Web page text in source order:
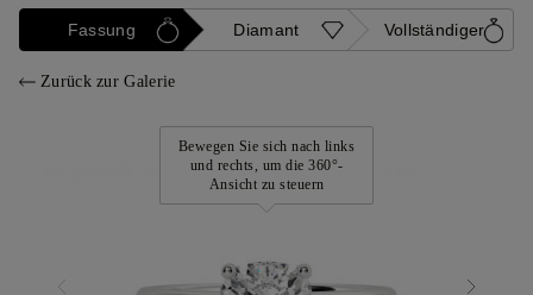
Fassung Diamant Vollständiger
Zurück zur Galerie
Bewegen Sie sich nach links
und rechts, um die 360°-
Ansicht zu steuern